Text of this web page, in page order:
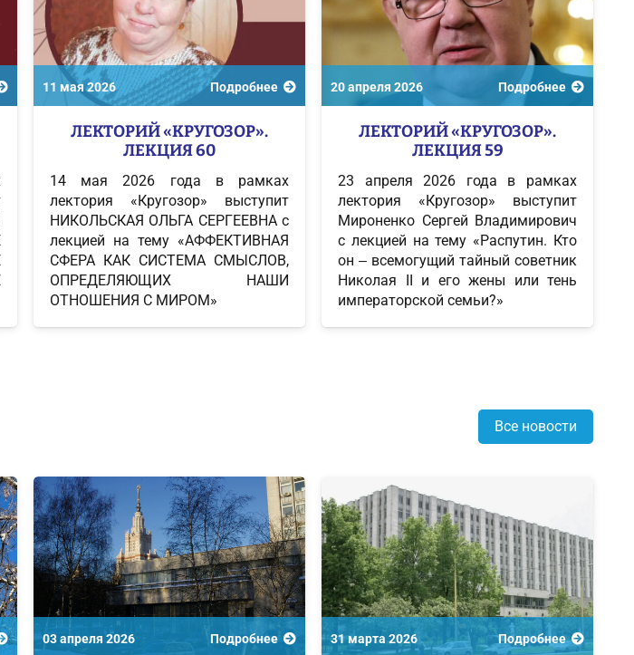
11 мая 2026 Подробнее
ЛЕКТОРИЙ «КРУГОЗОР».
ЛЕКЦИЯ 60
14 мая 2026 года в рамках
лектория «Кругозор» выступит
НИКОЛЬСКАЯ ОЛЬГА СЕРГЕЕВНА с
лекцией на тему «АФФЕКТИВНАЯ
СФЕРА КАК СИСТЕМА СМЫСЛОВ,
ОПРЕДЕЛЯЮЩИХ НАШИ
ОТНОШЕНИЯ С МИРОМ»
20 апреля 2026 Подробнее
ЛЕКТОРИЙ «КРУГОЗОР».
ЛЕКЦИЯ 59
23 апреля 2026 года в рамках
лектория «Кругозор» выступит
Мироненко Сергей Владимирович
с лекцией на тему «Распутин. Кто
он ‒ всемогущий тайный советник
Николая II и его жены или тень
императорской семьи?»
Все новости
03 апреля 2026 Подробнее 31 марта 2026 Подробнее